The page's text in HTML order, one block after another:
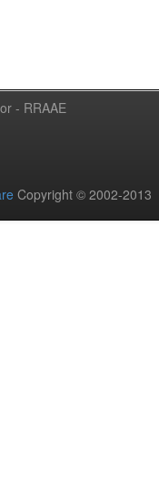
- RRAAE
Copyright © 2002-2013